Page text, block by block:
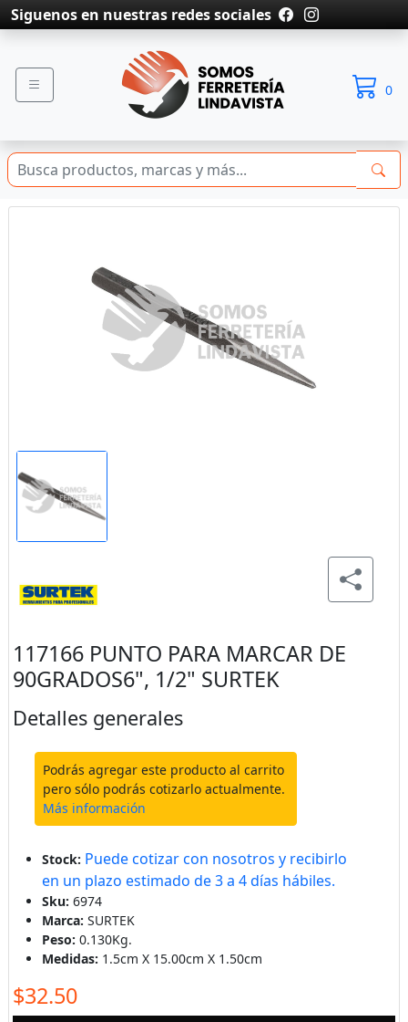
Siguenos en nuestras redes sociales
0
117166 PUNTO PARA MARCAR DE
90GRADOS6", 1/2" SURTEK
Detalles generales
Podrás agregar este producto al carrito
pero sólo podrás cotizarlo actualmente.
Más información
Stock: Puede cotizar con nosotros y recibirlo
en un plazo estimado de 3 a 4 días hábiles.
Sku: 6974
Marca: SURTEK
Peso: 0.130Kg.
Medidas: 1.5cm X 15.00cm X 1.50cm
$32.50